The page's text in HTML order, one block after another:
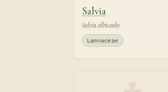
Salvia
Salvia albicaulis
Lamiaceae